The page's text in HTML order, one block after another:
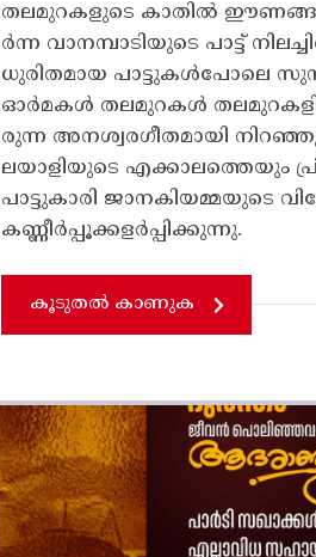
തലമുറകളുടെ കാതിൽ
ർന്ന വാനമ്പാടിയുടെ പാട്ട്‌
ധുരിതമായ പാട്ടുകൾപോലെ
ഓർമകൾ തലമുറകൾ
രുന്ന അനശ്വരഗീതമായി
ലയാളിയുടെ എക്കാലത്തെയും
പാട്ടുകാരി ജാനകിയമ്മയുടെ
കണ്ണീർപ്പൂക്കളർപ്പിക്കുന്നു.
കൂടുതൽ കാണുക